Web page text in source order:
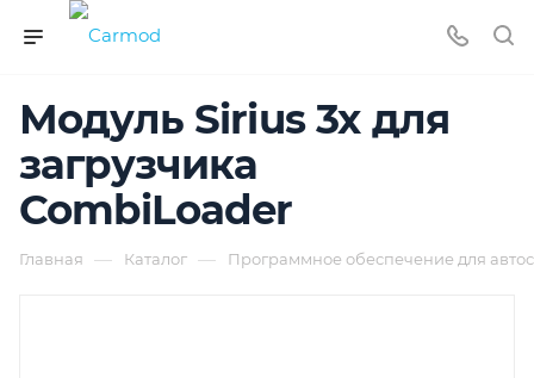
Модуль Sirius 3x для
загрузчика
CombiLoader
Главная — Каталог — Программное обеспечение для